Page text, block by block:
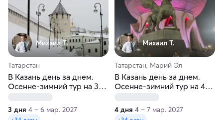
Михаил Т.
Татарстан
В Казань день за днем.
Осенне-зимний тур на 3
3 дня 4 – 6 мар. 2027
Михаил Т.
Татарстан, Марий Эл
В Казань день за днем.
Осенне-зимний тур на 4
4 дня 4 – 7 мар. 2027